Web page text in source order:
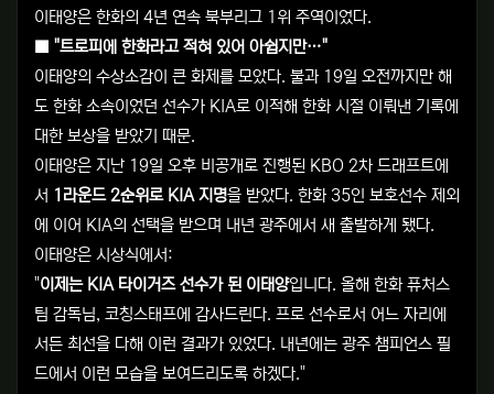
이태양은 한화의 4년 연속 북부리그 1위 주역이었다.
■ "트로피에 한화라고 적혀 있어 아쉽지만…"
이태양의 수상소감이 큰 화제를 모았다. 불과 19일 오전까지만 해
도 한화 소속이었던 선수가 KIA로 이적해 한화 시절 이뤄낸 기록에
대한 보상을 받았기 때문.
이태양은 지난 19일 오후 비공개로 진행된 KBO 2차 드래프트에
서 1라운드 2순위로 KIA 지명을 받았다. 한화 35인 보호선수 제외
에 이어 KIA의 선택을 받으며 내년 광주에서 새 출발하게 됐다.
이태양은 시상식에서:
"이제는 KIA 타이거즈 선수가 된 이태양입니다. 올해 한화 퓨처스
팀 감독님, 코칭스태프에 감사드린다. 프로 선수로서 어느 자리에
서든 최선을 다해 이런 결과가 있었다. 내년에는 광주 챔피언스 필
드에서 이런 모습을 보여드리도록 하겠다."